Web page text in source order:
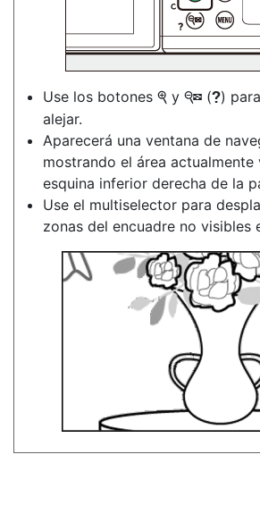
Use los botones X y W (Q)
alejar.
Aparecerá una ventana de
mostrando el área actualmente
esquina inferior derecha de la
Use el multiselector para
zonas del encuadre no visibles